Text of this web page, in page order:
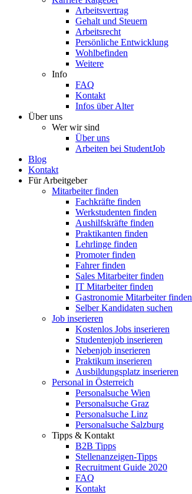
Arbeitsvertrag
Gehalt und Steuern
Arbeitsrecht
Persönliche Entwicklung
Wohlbefinden
Weitere
Info
FAQ
Kontakt
Infos über Alter
Über uns
Wer wir sind
Über uns
Arbeiten bei StudentJob
Blog
Kontakt
Für Arbeitgeber
Mitarbeiter finden
Fachkräfte finden
Werkstudenten finden
Aushilfskräfte finden
Praktikanten finden
Lehrlinge finden
Promoter finden
Fahrer finden
Sales Mitarbeiter finden
IT Mitarbeiter finden
Gastronomie Mitarbeiter finden
Selber Kandidaten suchen
Job inserieren
Kostenlos Jobs inserieren
Studentenjob inserieren
Nebenjob inserieren
Praktikum inserieren
Ausbildungsplatz inserieren
Personal in Österreich
Personalsuche Wien
Personalsuche Graz
Personalsuche Linz
Personalsuche Salzburg
Tipps & Kontakt
B2B Tipps
Stellenanzeigen-Tipps
Recruitment Guide 2020
FAQ
Kontakt